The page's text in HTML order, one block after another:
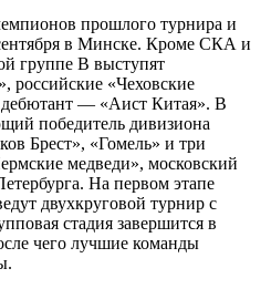
прошлого турнира и
в Минске. Кроме СКА и
группе В выступят
российские «Чеховские
— «Аист Китая». В
победитель дивизиона
Брест», «Гомель» и три
медведи», московский
На первом этапе
двухкруговой турнир с
стадия завершится в
чего лучшие команды